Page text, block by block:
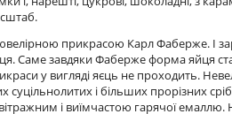
прикрасою Карл Фаберже. І
Саме завдяки Фаберже форма яйця
у вигляді яєць не проходить.
і більших прорізних
і виїмчастою гарячої емаллю.